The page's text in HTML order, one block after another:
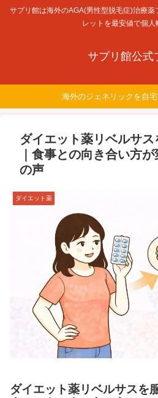
サプリ館は海外のAGA(男性型脱毛症)治療
レットを最安値で個人
サプリ館公式
海外のジェネリックを自
ダイエット薬リベルサ
｜食事との向き合い方
の声
ダイエット薬
ダイエット薬リベルサスを